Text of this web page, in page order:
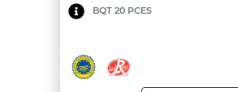
Minimum
150
BQT 20 PCES